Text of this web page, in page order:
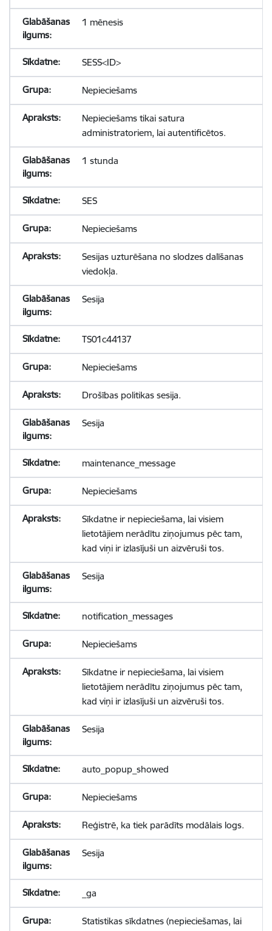
1 mēnesis
SESS<ID>
Nepieciešams
Nepieciešams tikai satura
administratoriem, lai autentificētos.
1 stunda
SES
Nepieciešams
Sesijas uzturēšana no slodzes dalīšanas
viedokļa.
Sesija
TS01c44137
Nepieciešams
Drošības politikas sesija.
Sesija
maintenance_message
Nepieciešams
Sīkdatne ir nepieciešama, lai visiem
lietotājiem nerādītu ziņojumus pēc tam,
kad viņi ir izlasījuši un aizvēruši tos.
Sesija
notification_messages
Nepieciešams
Sīkdatne ir nepieciešama, lai visiem
lietotājiem nerādītu ziņojumus pēc tam,
kad viņi ir izlasījuši un aizvēruši tos.
Sesija
auto_popup_showed
Nepieciešams
Reģistrē, ka tiek parādīts modālais logs.
Sesija
_ga
Statistikas sīkdatnes (nepieciešamas, lai